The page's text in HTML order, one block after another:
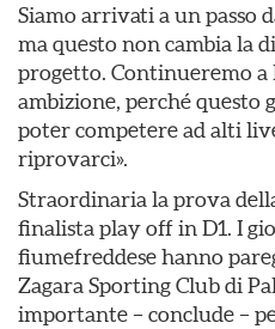
Siamo arrivati a un passo
ma questo non cambia la
progetto. Continueremo a
ambizione, perché questo
poter competere ad alti
riprovarci».
Straordinaria la prova
finalista play off in D1. I
fiumefreddese hanno
Zagara Sporting Club di
importante – conclude –